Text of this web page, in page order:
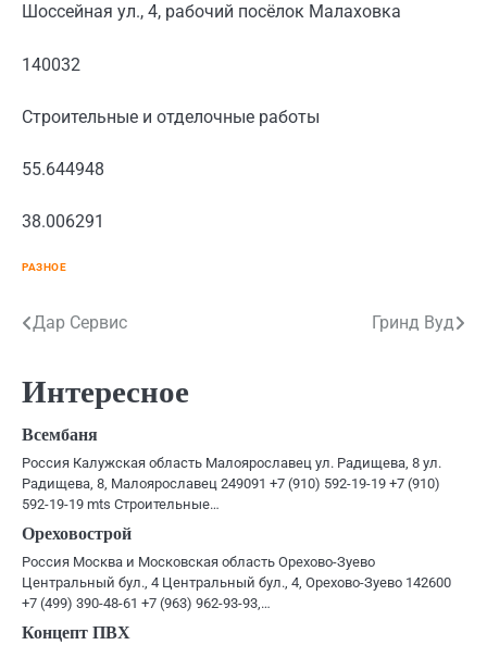
Шоссейная ул., 4, рабочий посёлок Малаховка
140032
Строительные и отделочные работы
55.644948
38.006291
РАЗНОЕ
Навигация
записям
Дар Сервис Гринд Вуд
Интересное
Всембаня
Россия Калужская область Малоярославец ул. Радищева, 8 ул.
Радищева, 8, Малоярославец 249091 +7 (910) 592-19-19 +7 (910)
592-19-19 mts Строительные…
Ореховострой
Россия Москва и Московская область Орехово-Зуево
Центральный бул., 4 Центральный бул., 4, Орехово-Зуево 142600
+7 (499) 390-48-61 +7 (963) 962-93-93,…
Концепт ПВХ